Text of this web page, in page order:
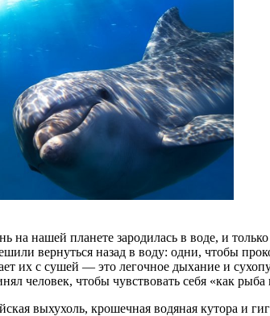
на нашей планете зародилась в воде, и
вернуться назад в воду: одни, чтобы
их с сушей — это легочное дыхание и
человек, чтобы чувствовать себя «как
выхухоль, крошечная водяная кутора и